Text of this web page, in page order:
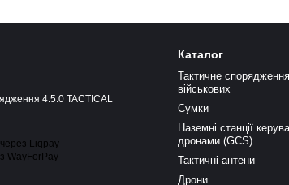
4.5.0 TACTICAL
Каталог
Тактичне
військових
Сумки
Наземні станції
дронами (GCS)
Тактичні антени
Дрони